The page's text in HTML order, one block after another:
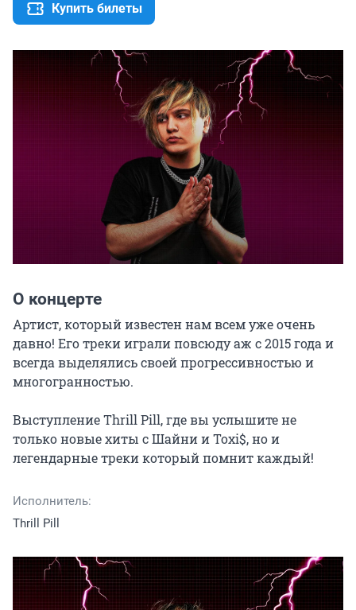
Купить билеты
О концерте
Артист, который известен нам всем уже очень
давно! Его треки играли повсюду аж с 2015 года и
всегда выделялись своей прогрессивностью и
многогранностью.
Выступление Thrill Pill, где вы услышите не
только новые хиты с Шайни и Toxi$, но и
легендарные треки который помнит каждый!
Исполнитель:
Thrill Pill